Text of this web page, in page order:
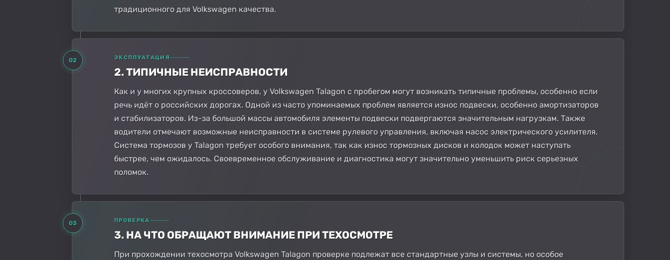
традиционного для Volkswagen качества.
02 ЭКСПЛУАТАЦИЯ
2. ТИПИЧНЫЕ НЕИСПРАВНОСТИ
Как и у многих крупных кроссоверов, у Volkswagen Talagon с пробегом могут возникать типичные проблемы, особенно если
речь идёт о российских дорогах. Одной из часто упоминаемых проблем является износ подвески, особенно амортизаторов
и стабилизаторов. Из-за большой массы автомобиля элементы подвески подвергаются значительным нагрузкам. Также
водители отмечают возможные неисправности в системе рулевого управления, включая насос электрического усилителя.
Система тормозов у Talagon требует особого внимания, так как износ тормозных дисков и колодок может наступать
быстрее, чем ожидалось. Своевременное обслуживание и диагностика могут значительно уменьшить риск серьезных
поломок.
03 ПРОВЕРКА
3. НА ЧТО ОБРАЩАЮТ ВНИМАНИЕ ПРИ ТЕХОСМОТРЕ
При прохождении техосмотра Volkswagen Talagon проверке подлежат все стандартные узлы и системы, но особое